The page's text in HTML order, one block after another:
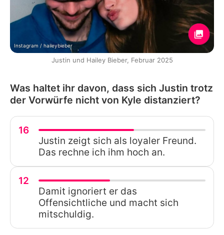
Instagram / haileybieber
Justin und Hailey Bieber, Februar 2025
Was haltet ihr davon, dass sich Justin trotz
der Vorwürfe nicht von Kyle distanziert?
16
Justin zeigt sich als loyaler Freund.
Das rechne ich ihm hoch an.
12
Damit ignoriert er das
Offensichtliche und macht sich
mitschuldig.